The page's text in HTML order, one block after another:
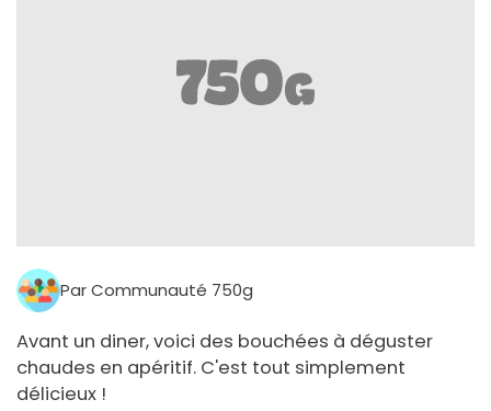
Par Communauté 750g
Avant un diner, voici des bouchées à déguster
chaudes en apéritif. C'est tout simplement
délicieux !